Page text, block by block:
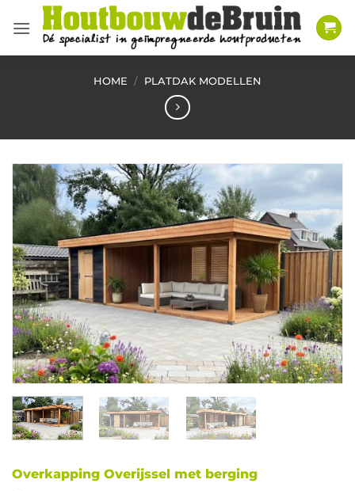
naar
HOME / PLATDAK MODELLEN
Overkapping Overijssel met berging